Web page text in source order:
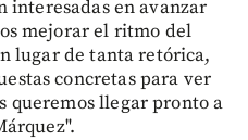
interesadas en avanzar
mejorar el ritmo del
lugar de tanta retórica,
concretas para ver
queremos llegar pronto a